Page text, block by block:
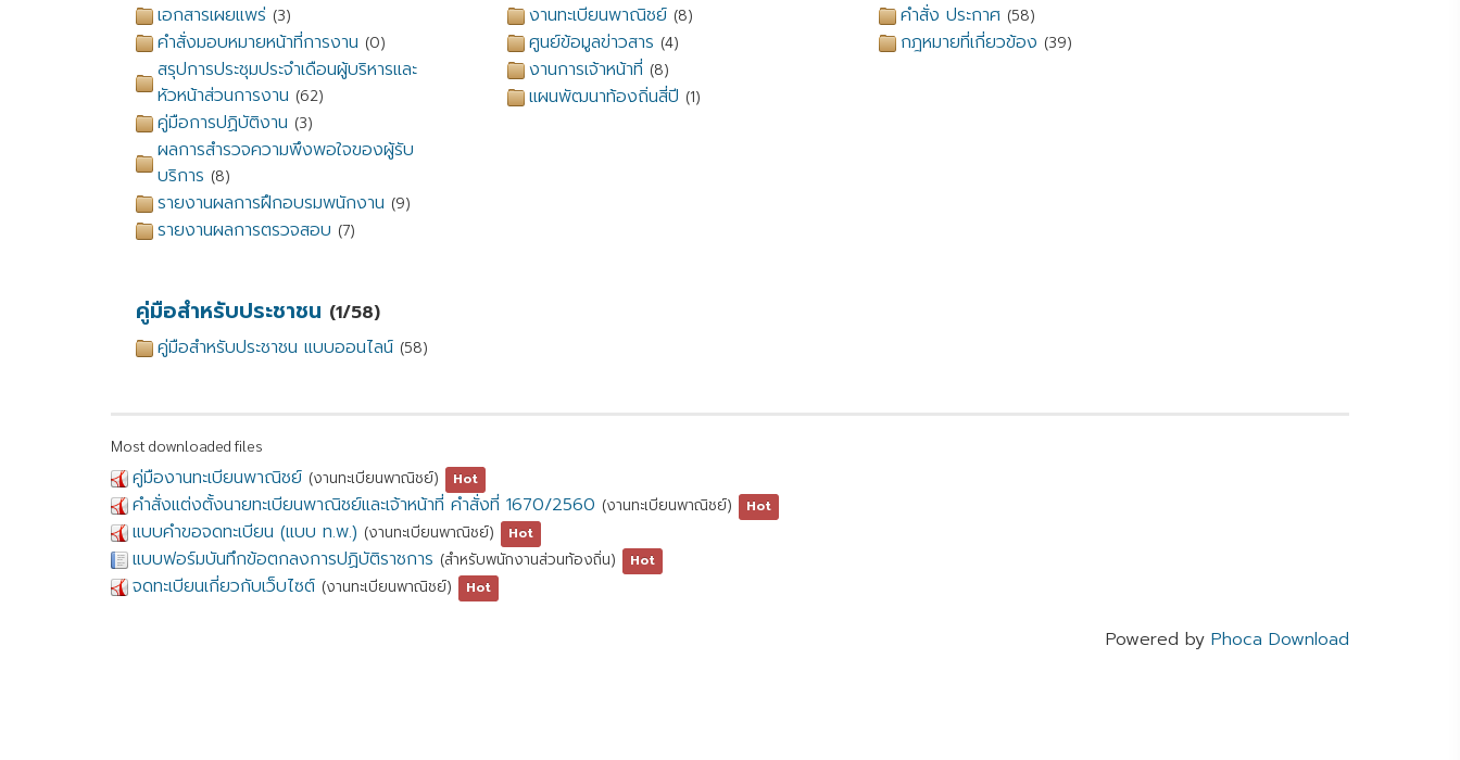
เอกสารเผยแพร่ (3)
คำสั่งมอบหมายหน้าที่การงาน (0)
สรุปการประชุมประจำเดือนผู้บริหารและ
หัวหน้าส่วนการงาน (62)
คู่มือการปฏิบัติงาน (3)
ผลการสำรวจความพึงพอใจของผู้รับ
บริการ (8)
รายงานผลการฝึกอบรมพนักงาน (9)
รายงานผลการตรวจสอบ (7)
งานทะเบียนพาณิชย์ (8)
ศูนย์ข้อมูลข่าวสาร (4)
งานการเจ้าหน้าที่ (8)
แผนพัฒนาท้องถิ่นสี่ปี (1)
คำสั่ง ประกาศ (58)
กฎหมายที่เกี่ยวข้อง (39)
คู่มือสำหรับประชาชน (1/58)
คู่มือสำหรับประชาชน แบบออนไลน์ (58)
Most downloaded files
คู่มืองานทะเบียนพาณิชย์ (งานทะเบียนพาณิชย์) Hot
คำสั่งแต่งตั้งนายทะเบียนพาณิชย์และเจ้าหน้าที่ คำสั่งที่ 1670/2560 (งานทะเบียนพาณิชย์) Hot
แบบคำขอจดทะเบียน (แบบ ท.พ.) (งานทะเบียนพาณิชย์) Hot
แบบฟอร์มบันทึกข้อตกลงการปฏิบัติราชการ (สำหรับพนักงานส่วนท้องถิ่น) Hot
จดทะเบียนเกี่ยวกับเว็บไซต์ (งานทะเบียนพาณิชย์) Hot
Powered by Phoca Download